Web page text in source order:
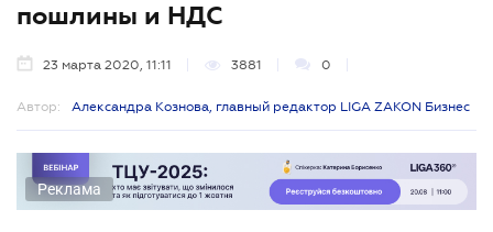
пошлины и НДС
23 марта 2020, 11:11 3881 0
Автор: Александра Кознова, главный редактор LIGA ZAKON Бизнес
Реклама